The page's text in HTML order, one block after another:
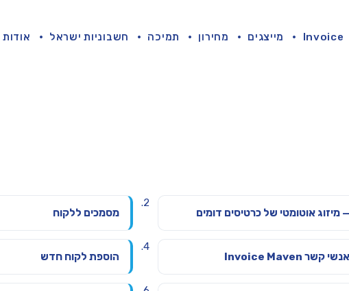
Invoice מייצגים מחירון תמיכה חשבוניות ישראל אודות
מיזוג אוטומטי של כרטיסים דומים מסמכים ללקוח
הוספת לקוח חדש